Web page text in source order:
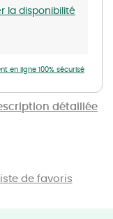
détaillée
la disponibilité
en ligne 100% sécurisé
de favoris